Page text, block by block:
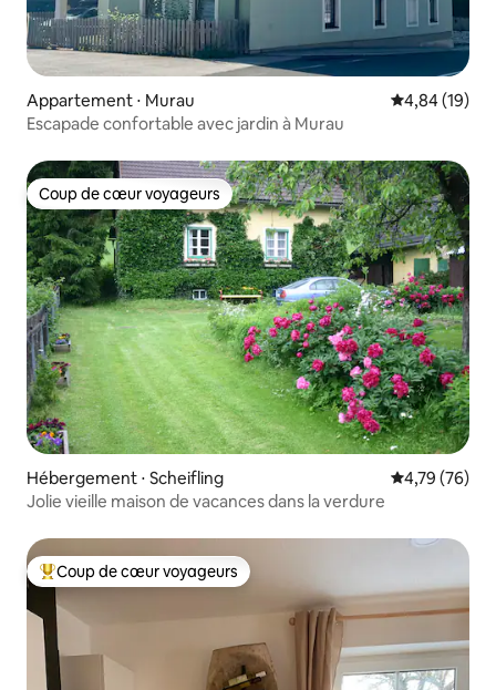
Appartement ⋅ Murau Évaluation
4,84 (19)
Escapade confortable avec jardin à Murau
Coup de cœur voyageurs
Coup de cœur voyageurs
Hébergement ⋅ Scheifling Évaluation
4,79 (76)
Jolie vieille maison de vacances dans la verdure
Coups de cœur voyageurs les plus appréciés
Coup de cœur voyageurs